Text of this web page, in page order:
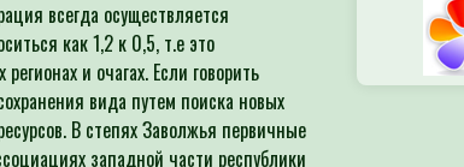
всегда осуществляется
как 1,2 к 0,5, т.е это
и очагах. Если говорить
вида путем поиска новых
В степях Заволжья первичные
западной части республики